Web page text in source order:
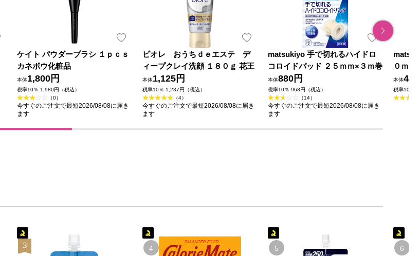
ケイト パウダーブラシ １ｐｃｓ
カネボウ化粧品
本体1,800円
税率10％ 1,980円（税込）
（0）
今すぐのご注文で最短2026/08/08に届き
ます
ビオレ おうちｄｅエステ デ
ィープクレイ洗顔 １８０ｇ 花王
本体1,125円
税率10％ 1,237円（税込）
（4）
今すぐのご注文で最短2026/08/08に届き
ます
matsukiyo 手で切れるハイドロ
コロイドパッド ２５ｍｍ×３ｍ巻
本体880円
税率10％ 968円（税込）
（14）
今すぐのご注文で最短2026/08/08に届き
ます
０ｍｌ
本体
税率10％